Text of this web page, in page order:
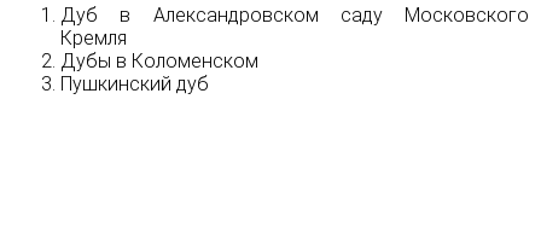
Дуб в Александровском саду Московского
Кремля
Дубы в Коломенском
Пушкинский дуб